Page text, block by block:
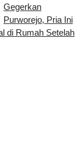
Gegerkan
Purworejo, Pria Ini
di Rumah Setelah